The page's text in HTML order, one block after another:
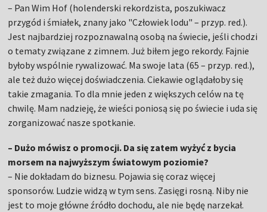
– Pan Wim Hof (holenderski rekordzista, poszukiwacz
przygód i śmiałek, znany jako "Człowiek lodu" – przyp. red.).
Jest najbardziej rozpoznawalną osobą na świecie, jeśli chodzi
o tematy związane z zimnem. Już biłem jego rekordy. Fajnie
byłoby wspólnie rywalizować. Ma swoje lata (65 – przyp. red.),
ale też dużo więcej doświadczenia. Ciekawie oglądałoby się
takie zmagania. To dla mnie jeden z większych celów na tę
chwilę. Mam nadzieję, że wieści poniosą się po świecie i uda się
zorganizować nasze spotkanie.
– Dużo mówisz o promocji. Da się zatem wyżyć z bycia
morsem na najwyższym światowym poziomie?
– Nie dokładam do biznesu. Pojawia się coraz więcej
sponsorów. Ludzie widzą w tym sens. Zasięgi rosną. Niby nie
jest to moje główne źródło dochodu, ale nie będę narzekał.